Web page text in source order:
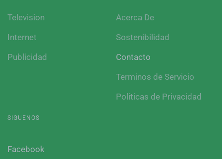
Television
Internet
Publicidad
Acerca De
Sostenibilidad
Contacto
Terminos de Servicio
Politicas de Privacidad
SIGUENOS
Facebook